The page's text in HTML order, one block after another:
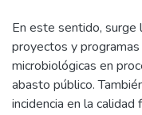
En este sentido, surge
proyectos y
microbiológicas en
abasto público.
incidencia en la